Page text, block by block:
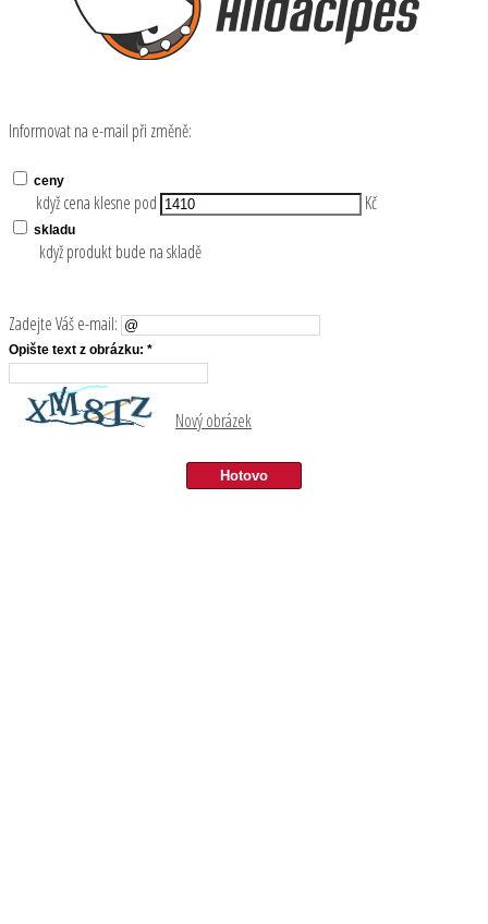
Informovat na e-mail při změně:
ceny
když cena klesne pod Kč
skladu
když produkt bude na skladě
Zadejte Váš e-mail:
Opište text z obrázku: *
Nový obrázek